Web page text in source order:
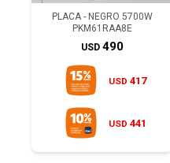
PLACA - NEGRO 5700W
PKM61RAA8E
USD 490
USD 417
USD 441